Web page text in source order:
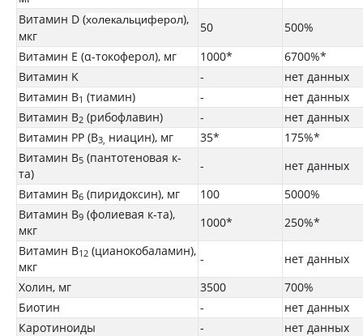
Витамин D (холекальциферол),
мкг
50
500%
Витамин E (α-токоферол), мг
1000*
6700%*
Витамин K
-
нет данных
Витамин B1 (тиамин) -
нет данных
Витамин B2 (рибофлавин) -
нет данных
Витамин PP (B3, ниацин), мг 35*
175%*
Витамин B5 (пантотеновая к-
та)
-
нет данных
Витамин B6 (пиридоксин), мг 100
5000%
Витамин B9 (фолиевая к-та),
мкг
1000*
250%*
Витамин B12 (цианокобаламин),
мкг
-
нет данных
Холин, мг
3500
700%
Биотин
-
нет данных
Каротиноиды
-
нет данных